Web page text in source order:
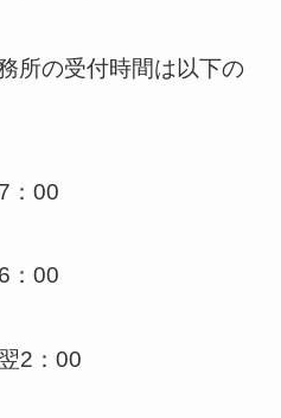
所の受付時間は以下の
：00
：00
2：00